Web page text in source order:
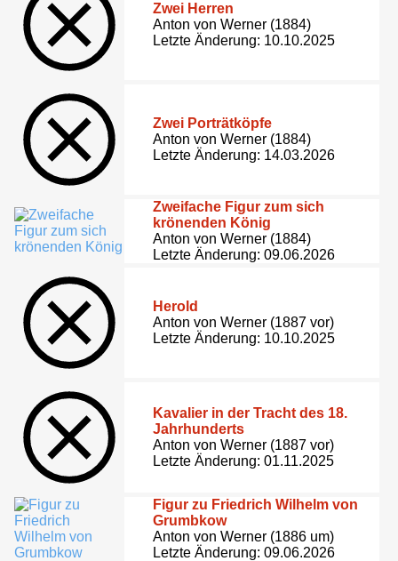
Zwei Herren
Anton von Werner (1884)
Letzte Änderung: 10.10.2025
Zwei Porträtköpfe
Anton von Werner (1884)
Letzte Änderung: 14.03.2026
Zweifache Figur zum sich
krönenden König
Anton von Werner (1884)
Letzte Änderung: 09.06.2026
Herold
Anton von Werner (1887 vor)
Letzte Änderung: 10.10.2025
Kavalier in der Tracht des 18.
Jahrhunderts
Anton von Werner (1887 vor)
Letzte Änderung: 01.11.2025
Figur zu Friedrich Wilhelm von
Grumbkow
Anton von Werner (1886 um)
Letzte Änderung: 09.06.2026